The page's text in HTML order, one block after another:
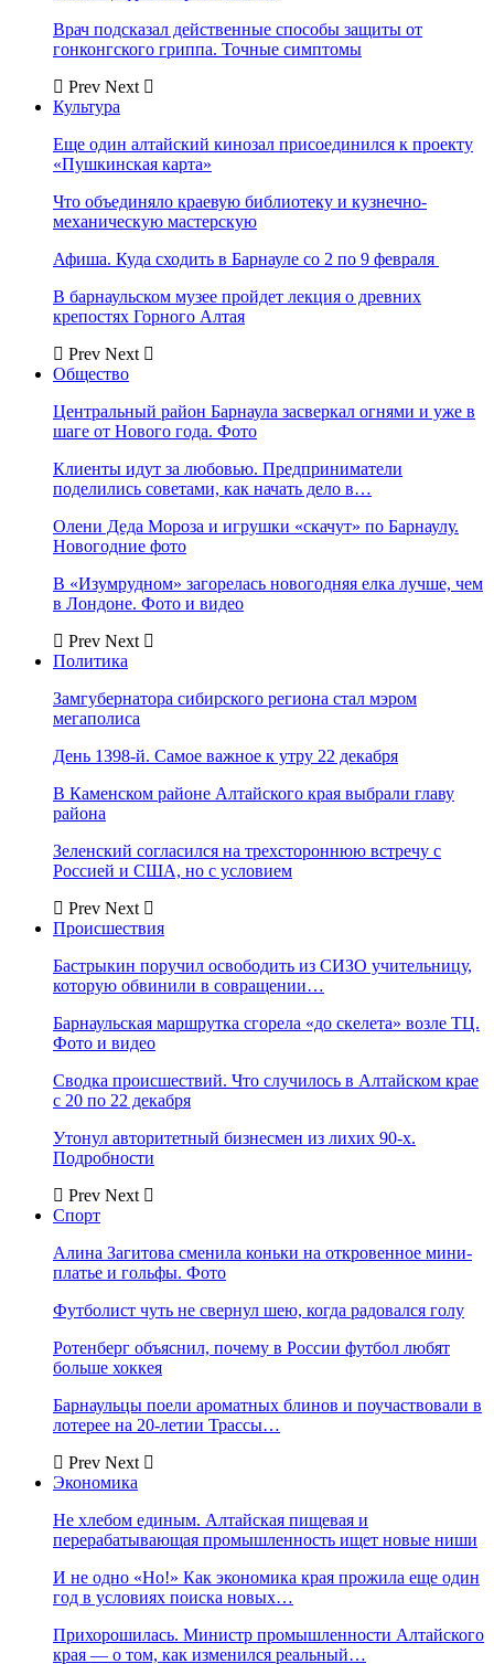
Врач подсказал действенные способы защиты от
гонконгского гриппа. Точные симптомы
Prev Next
Культура
Еще один алтайский кинозал присоединился к проекту
«Пушкинская карта»
Что объединяло краевую библиотеку и кузнечно-
механическую мастерскую
Афиша. Куда сходить в Барнауле со 2 по 9 февраля
В барнаульском музее пройдет лекция о древних
крепостях Горного Алтая
Prev Next
Общество
Центральный район Барнаула засверкал огнями и уже в
шаге от Нового года. Фото
Клиенты идут за любовью. Предприниматели
поделились советами, как начать дело в…
Олени Деда Мороза и игрушки «скачут» по Барнаулу.
Новогодние фото
В «Изумрудном» загорелась новогодняя елка лучше, чем
в Лондоне. Фото и видео
Prev Next
Политика
Замгубернатора сибирского региона стал мэром
мегаполиса
День 1398-й. Самое важное к утру 22 декабря
В Каменском районе Алтайского края выбрали главу
района
Зеленский согласился на трехстороннюю встречу с
Россией и США, но с условием
Prev Next
Происшествия
Бастрыкин поручил освободить из СИЗО учительницу,
которую обвинили в совращении…
Барнаульская маршрутка сгорела «до скелета» возле ТЦ.
Фото и видео
Сводка происшествий. Что случилось в Алтайском крае
с 20 по 22 декабря
Утонул авторитетный бизнесмен из лихих 90-х.
Подробности
Prev Next
Спорт
Алина Загитова сменила коньки на откровенное мини-
платье и гольфы. Фото
Футболист чуть не свернул шею, когда радовался голу
Ротенберг объяснил, почему в России футбол любят
больше хоккея
Барнаульцы поели ароматных блинов и поучаствовали в
лотерее на 20-летии Трассы…
Prev Next
Экономика
Не хлебом единым. Алтайская пищевая и
перерабатывающая промышленность ищет новые ниши
И не одно «Но!» Как экономика края прожила еще один
год в условиях поиска новых…
Прихорошилась. Министр промышленности Алтайского
края — о том, как изменился реальный…